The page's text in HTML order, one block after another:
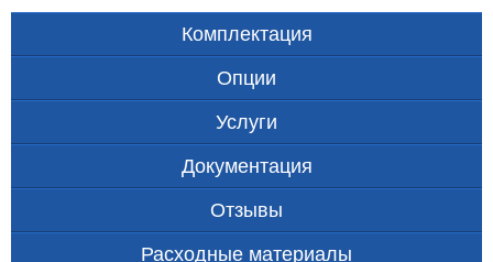
Комплектация
Опции
Услуги
Документация
Отзывы
Расходные материалы